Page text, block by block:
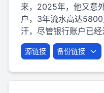
来，2025年，他又意
户，3年流水高达
汗，尽管银行账户已经
源链接 备份链接